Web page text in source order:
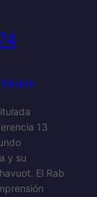
13
y su
El Rab